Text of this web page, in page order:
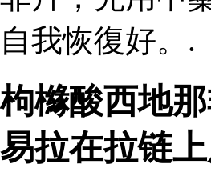
自我恢復好。.
枸櫞酸西地
易拉在拉链